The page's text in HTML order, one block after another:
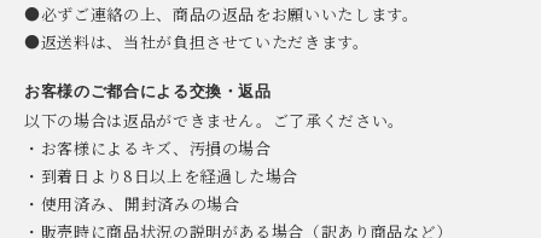
●必ずご連絡の上、商品の返品をお願いいたします。
●返送料は、当社が負担させていただきます。
お客様のご都合による交換・返品
以下の場合は返品ができません。ご了承ください。
・お客様によるキズ、汚損の場合
・到着日より8日以上を経過した場合
・使用済み、開封済みの場合
・販売時に商品状況の説明がある場合（訳あり商品など）